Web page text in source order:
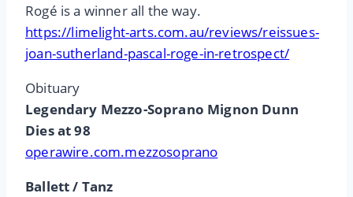
Rogé is a winner all the way.
https://limelight-arts.com.au/reviews/reissues-
joan-sutherland-pascal-roge-in-retrospect/
Obituary
Legendary Mezzo-Soprano Mignon Dunn
Dies at 98
operawire.com.mezzosoprano
Ballett / Tanz